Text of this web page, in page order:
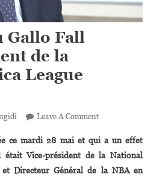
Gallo Fall
de la
League
Leave A CommentOn
Amadou
Gallo
Fall
ce mardi 28 mai et qui a un effet
était Vice-président de la National
et Directeur Général de la NBA en